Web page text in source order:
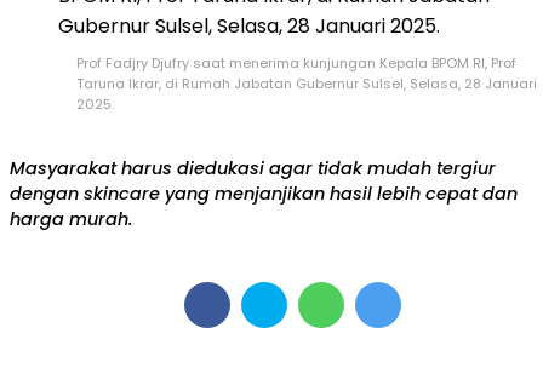
Prof Fadjry Djufry saat menerima kunjungan Kepala BPOM RI, Prof
Taruna Ikrar, di Rumah Jabatan Gubernur Sulsel, Selasa, 28 Januari
2025.
Masyarakat harus diedukasi agar tidak mudah tergiur
dengan skincare yang menjanjikan hasil lebih cepat dan
harga murah.